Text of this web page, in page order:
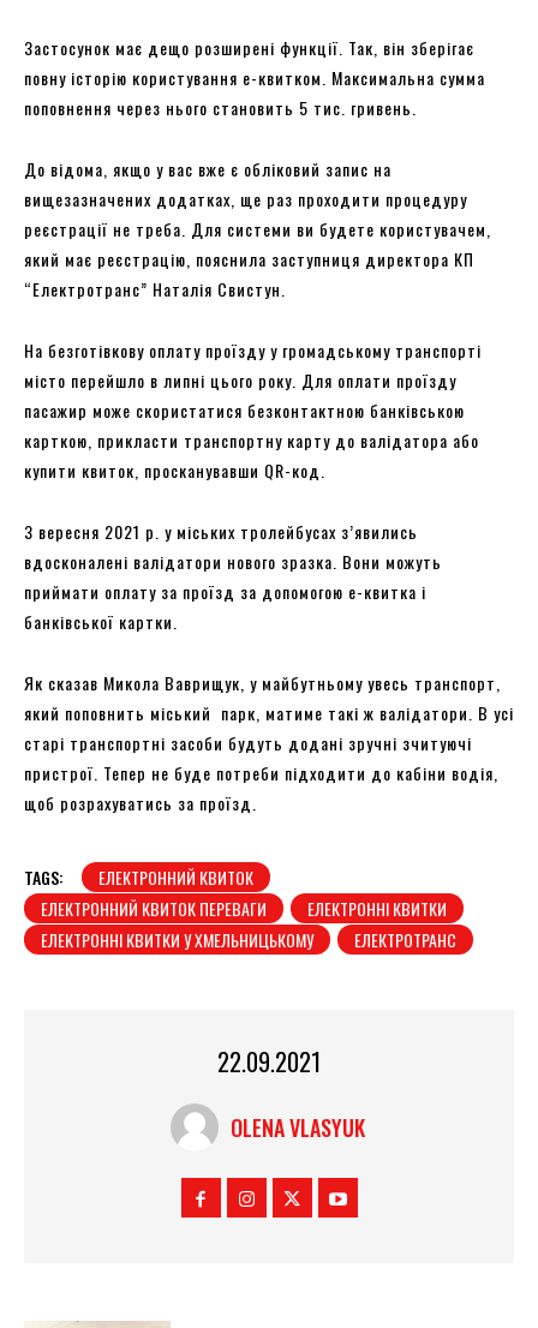
Застосунок має дещо розширені функції. Так, він зберігає
повну історію користування е-квитком. Максимальна сумма
поповнення через нього становить 5 тис. гривень.
До відома, якщо у вас вже є обліковий запис на
вищезазначених додатках, ще раз проходити процедуру
реєстрації не треба. Для системи ви будете користувачем,
який має реєстрацію, пояснила заступниця директора КП
“Електротранс” Наталія Свистун.
На безготівкову оплату проїзду у громадському транспорті
місто перейшло в липні цього року. Для оплати проїзду
пасажир може скористатися безконтактною банківською
карткою, прикласти транспортну карту до валідатора або
купити квиток, просканувавши QR-код.
З вересня 2021 р. у міських тролейбусах з’явились
вдосконалені валідатори нового зразка. Вони можуть
приймати оплату за проїзд за допомогою е-квитка і
банківської картки.
Як сказав Микола Ваврищук, у майбутньому увесь транспорт,
який поповнить міський парк, матиме такі ж валідатори. В усі
старі транспортні засоби будуть додані зручні зчитуючі
пристрої. Тепер не буде потреби підходити до кабіни водія,
щоб розрахуватись за проїзд.
TAGS:
ЕЛЕКТРОННИЙ КВИТОК
ЕЛЕКТРОННИЙ КВИТОК ПЕРЕВАГИ
ЕЛЕКТРОННІ КВИТКИ
ЕЛЕКТРОННІ КВИТКИ У ХМЕЛЬНИЦЬКОМУ
ЕЛЕКТРОТРАНС
22.09.2021
OLENA VLASYUK